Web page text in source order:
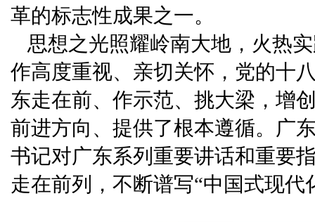
革的标志性成果之一。
思想之光照耀岭南大地，火热
作高度重视、亲切关怀，党的十
东走在前、作示范、挑大梁，增
前进方向、提供了根本遵循。广
书记对广东系列重要讲话和重要
走在前列，不断谱写“中国式现代